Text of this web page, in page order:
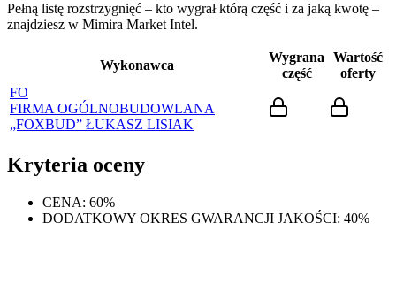
Pełną listę rozstrzygnięć – kto wygrał którą część i za jaką kwotę –
znajdziesz w Mimira Market Intel.
Wykonawca
Wygrana
część
Wartość
oferty
FO
FIRMA OGÓLNOBUDOWLANA
„FOXBUD” ŁUKASZ LISIAK
Kryteria oceny
CENA: 60%
DODATKOWY OKRES GWARANCJI JAKOŚCI: 40%